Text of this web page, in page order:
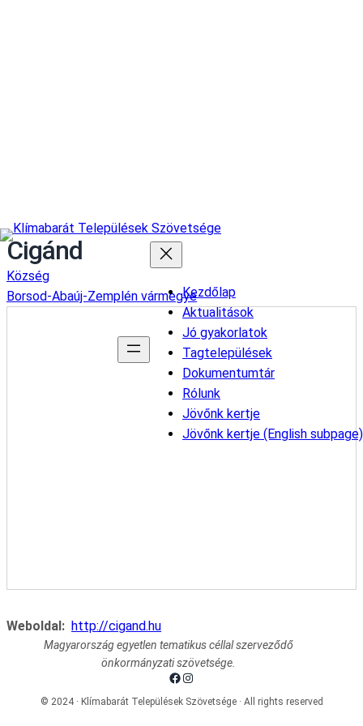
Kezdőlap
Aktualitások
Jó gyakorlatok
Tagtelepülések
Dokumentumtár
Rólunk
Jövőnk kertje
Jövőnk kertje (English subpage)
Cigánd
Község
Borsod-Abaúj-Zemplén vármegye
Weboldal: http://cigand.hu
Magyarország egyetlen tematikus céllal szerveződő
önkormányzati szövetsége.
Facebook
Instagram
© 2024 · Klímabarát Települések Szövetsége · All rights reserved